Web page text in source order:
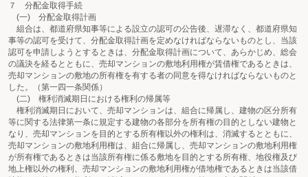
７ 分配金取得手続
(一) 分配金取得計画
組合は、都道府県知事等による設立の認可の公告後、遅滞なく、都道府県知
事等の認可を受けて、分配金取得計画を定めなければならないものとし、当該
認可を申請しようとするときは、分配金取得計画について、あらかじめ、総会
の議決を経るとともに、売却マンションの敷地利用権が賃借権であるときは、
売却マンションの敷地の所有権を有する者の同意を得なければならないものと
した。（第一四一条関係）
(二) 権利消滅期日における権利の帰属等
権利消滅期日において、売却マンションは、組合に帰属し、建物の区分所有
等に関する法律第一条に規定する建物の各部分を所有権の目的としない建物と
なり、売却マンションを目的とする所有権以外の権利は、消滅するとともに、
売却マンションの敷地利用権は、組合に帰属し、売却マンションの敷地利用権
が所有権であるときは当該所有権に係る敷地を目的とする所有権、地役権及び
地上権以外の権利、売却マンションの敷地利用権が借地権であるときは当該借